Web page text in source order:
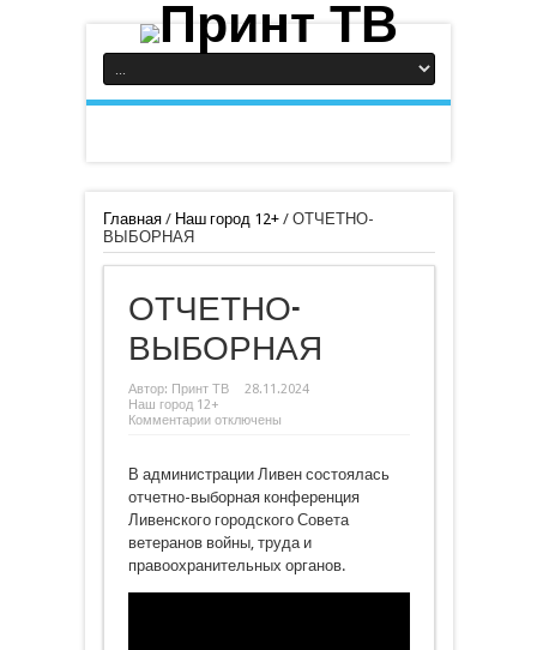
Главная/ Наш город 12+/ ОТЧЕТНО-
ВЫБОРНАЯ
ОТЧЕТНО-
ВЫБОРНАЯ
Автор: Принт ТВ
28.11.2024
Наш город 12+
Комментариик
ВЫБОРНАЯ
отключены
В администрации Ливен состоялась
отчетно-выборная конференция
Ливенского городского Совета
ветеранов войны, труда и
правоохранительных органов.